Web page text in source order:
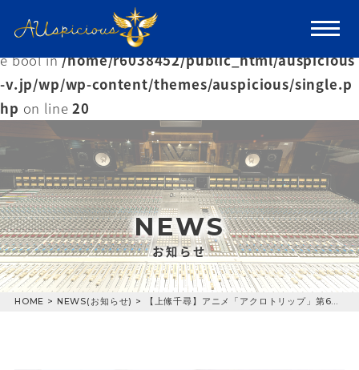
Warning: Trying to access array offset on value of typ
e bool in/home/r6038452/public_html/auspicious
-v.jp/wp/wp-content/themes/auspicious/single.p
hp on line20
NEWS
お知らせ
HOME > NEWS(お知らせ) > 【上絛千尋】アニメ「アクロトリップ」第6話に出演